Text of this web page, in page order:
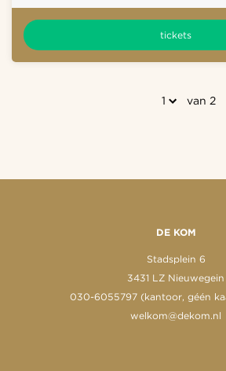
tickets
van 2
DE KOM
Stadsplein 6
3431 LZ Nieuwegein
030-6055797 (kantoor, géén
welkom@dekom.nl